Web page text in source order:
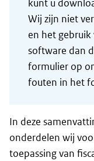
kunt u
Wij zijn niet
en het gebruik
software dan
formulier op
fouten in het
In deze
onderdelen wij
toepassing van